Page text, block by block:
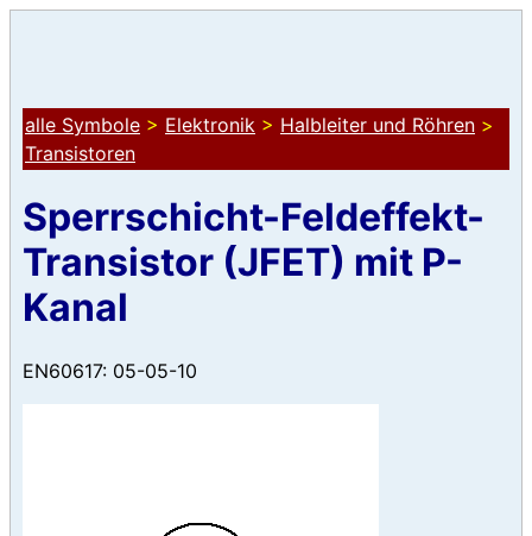
alle Symbole > Elektronik > Halbleiter und Röhren >
Transistoren
Sperrschicht-Feldeffekt-
Transistor (JFET) mit P-
Kanal
EN60617: 05-05-10